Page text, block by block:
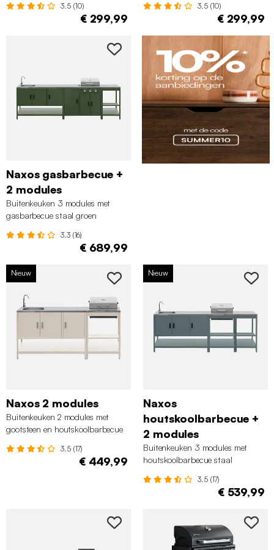
3.5 (10)
€ 299,99
3.5 (10)
€ 299,99
Naxos gasbarbecue +
2 modules
Buitenkeuken 3 modules met
gasbarbecue staal groen
3.3 (16)
€ 689,99
Nieuw
Naxos 2 modules
Buitenkeuken 2 modules met
gootsteen en houtskoolbarbecue
3.5 (17)
€ 449,99
Nieuw
Naxos
houtskoolbarbecue +
2 modules
Buitenkeuken 3 modules met
houtskoolbarbecue staal
3.5 (17)
€ 539,99